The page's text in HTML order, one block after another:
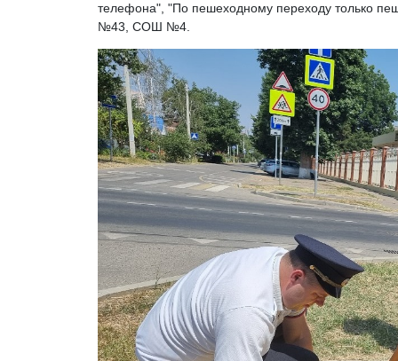
телефона", "По пешеходному переходу только
№43, СОШ №4.